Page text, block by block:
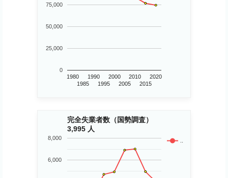
1980
1985
1990
1995
2000
2005
2010
2015
2020
0
25,000
50,000
75,000
完全失業者数（国勢調査）
3,995 人
..
6,000
8,000